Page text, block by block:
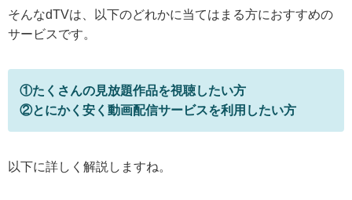
そんなdTVは、以下のどれかに当てはまる方におすすめの
サービスです。
①たくさんの見放題作品を視聴したい方
②とにかく安く動画配信サービスを利用したい方
以下に詳しく解説しますね。